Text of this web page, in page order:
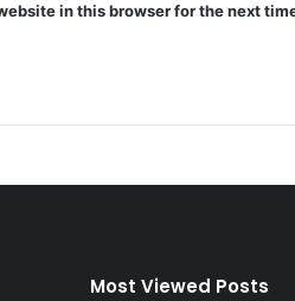
in this browser for the next
Most Viewed Posts